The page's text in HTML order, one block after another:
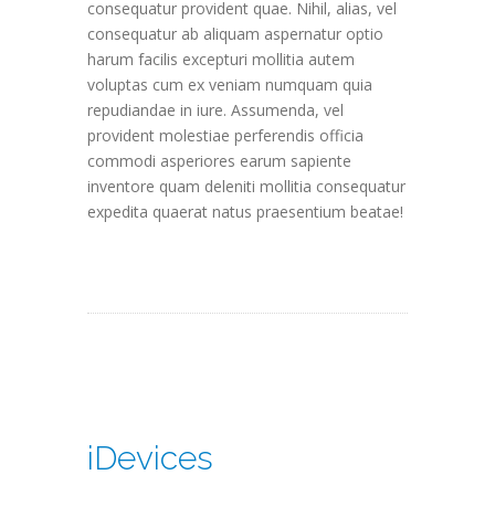
consequatur provident quae. Nihil, alias, vel
consequatur ab aliquam aspernatur optio
harum facilis excepturi mollitia autem
voluptas cum ex veniam numquam quia
repudiandae in iure. Assumenda, vel
provident molestiae perferendis officia
commodi asperiores earum sapiente
inventore quam deleniti mollitia consequatur
expedita quaerat natus praesentium beatae!
iDevices